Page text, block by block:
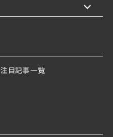
注目記事一覧